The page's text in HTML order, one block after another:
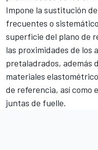
Impone la sustitución
frecuentes o
superficie del plano de
las proximidades de los
pretaladrados, además
materiales
de referencia, así como
juntas de fuelle.